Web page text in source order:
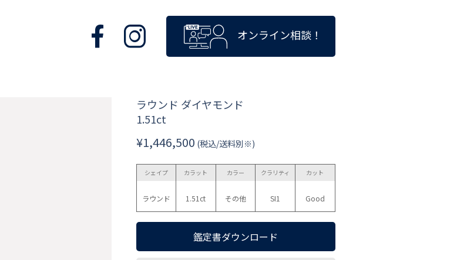
オンライン相談！
ラウンド ダイヤモンド
1.51ct
¥1,446,500 (税込/送料別※)
シェイプ
ラウンド
カラット
1.51ct
カラー
その他
クラリティ
SI1
カット
Good
鑑定書ダウンロード